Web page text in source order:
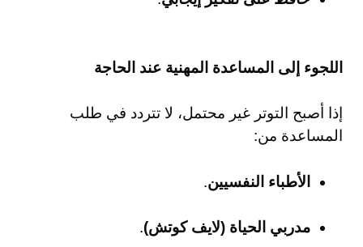
اللجوء إلى المساعدة المهنية عند الحاجة
إذا أصبح التوتر غير محتمل، لا تتردد في طلب
المساعدة من:
الأطباء النفسيين.
مدربي الحياة (لايف كوتش).